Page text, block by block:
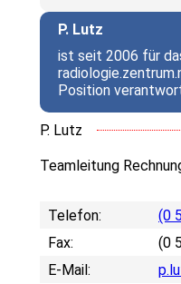
P. Lutz
ist seit 2006 für
Position
P. Lutz
Teamleitung
Telefon:
(0
Fax:
(0
E-Mail: